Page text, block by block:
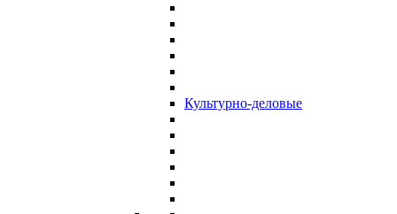
Культурно-деловые